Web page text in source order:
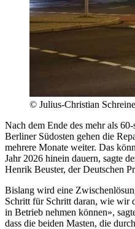
© Julius-Christian
Nach dem Ende des mehr als
Berliner Südosten gehen die
mehrere Monate weiter. Das
Jahr 2026 hinein dauern, sagte
Henrik Beuster, der Deutschen
Bislang wird eine
Schritt für Schritt daran, wie wir
in Betrieb nehmen können»,
dass die beiden Masten, die